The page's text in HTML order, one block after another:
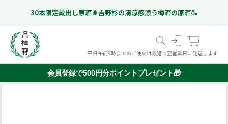
30本限定蔵出し原酒🌲吉野杉の清涼感漂う樽酒の原酒🍶
平日午前9時までのご注文は最短で翌営業日に発送します
会員登録で500円分ポイントプレゼント🎁